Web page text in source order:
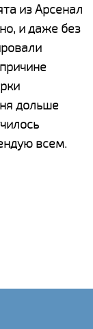
из Арсенал
и даже без
дольше
всем.